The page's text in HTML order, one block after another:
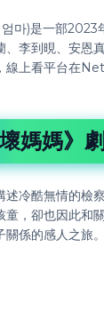
엄마)是一部
、李到晛、安恩
線上看平台在
壞媽媽》
述冷酷無情的檢
，卻也因此和
係的感人之旅。